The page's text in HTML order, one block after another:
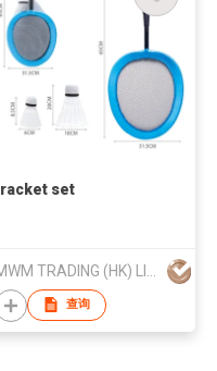
racket set
查询